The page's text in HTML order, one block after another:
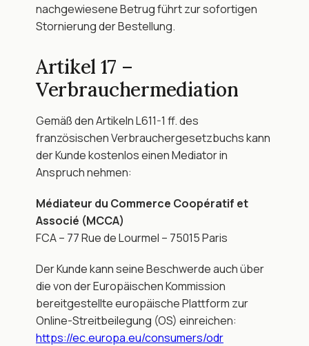
nachgewiesene Betrug führt zur sofortigen
Stornierung der Bestellung.
Artikel 17 –
Verbrauchermediation
Gemäß den Artikeln L611-1 ff. des
französischen Verbrauchergesetzbuchs kann
der Kunde kostenlos einen Mediator in
Anspruch nehmen:
Médiateur du Commerce Coopératif et
Associé (MCCA)
FCA – 77 Rue de Lourmel – 75015 Paris
Der Kunde kann seine Beschwerde auch über
die von der Europäischen Kommission
bereitgestellte europäische Plattform zur
Online-Streitbeilegung (OS) einreichen:
https://ec.europa.eu/consumers/odr